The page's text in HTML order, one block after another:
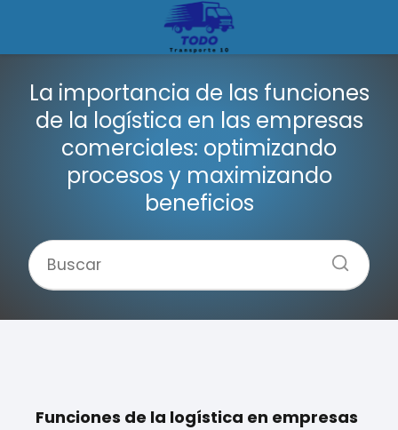
La importancia de las funciones
de la logística en las empresas
comerciales: optimizando
procesos y maximizando
beneficios
Funciones de la logística en empresas